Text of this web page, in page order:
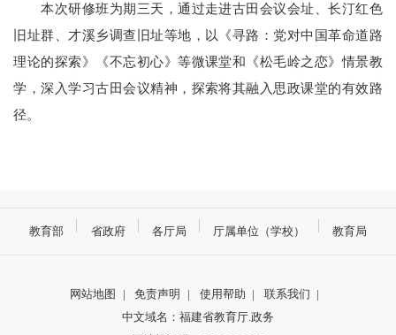
本次研修班为期三天，通过走进古田会议会址、长汀红色
旧址群、才溪乡调查旧址等地，以《寻路：党对中国革命道路
理论的探索》《不忘初心》等微课堂和《松毛岭之恋》情景教
学，深入学习古田会议精神，探索将其融入思政课堂的有效路
径。
教育部 省政府 各厅局 厅属单位（学校） 教育局
网站地图 | 免责声明 | 使用帮助 | 联系我们 |
中文域名：福建省教育厅.政务